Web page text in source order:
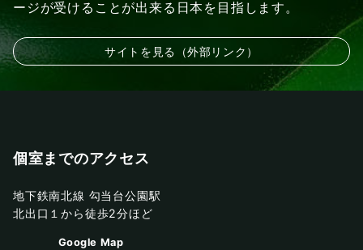
ージが受けることが出来る日本を目指します。
サイトを見る（外部リンク）
個室までのアクセス
地下鉄南北線 勾当台公園駅
北出口１から徒歩2分ほど
Google Map